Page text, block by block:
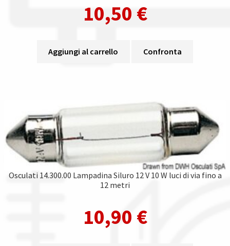
10,50 €
Aggiungi al carrello Confronta
Osculati 14.300.00 Lampadina Siluro 12 V 10 W luci di via fino a
12 metri
10,90 €